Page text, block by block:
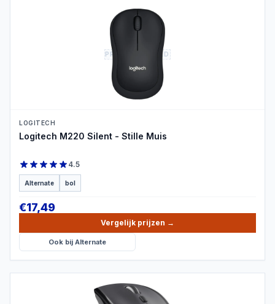
PRODUCTBEELD
LOGITECH
Logitech M220 Silent - Stille Muis
4.5
Alternate bol
€17,49
Vergelijk prijzen →
Ook bij Alternate